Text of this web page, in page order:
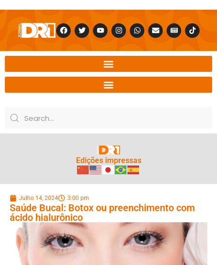
Edições impressas
Julho 14, 2024 3:00 pm
Saúde Bucal: Botox ou preenchimento com
ácido hialurônico